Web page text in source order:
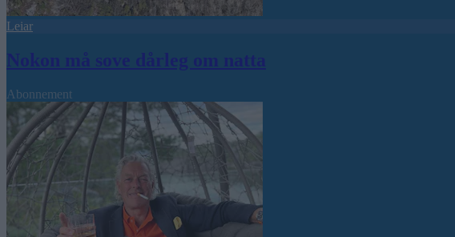
Leiar
Nokon må sove dårleg om natta
Abonnement